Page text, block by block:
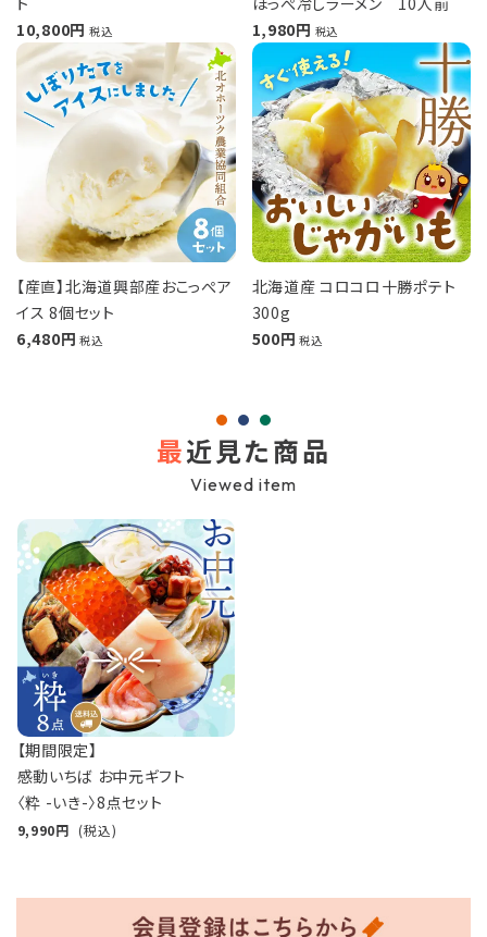
10,800
税込
1,980
税込
【産直】北海道興部産おこっぺア
イス 8個セット
6,480
税込
北海道産 コロコロ十勝ポテト
300g
500
税込
最近見た商品
Viewed item
【期間限定】
感動いちば お中元ギフト
〈粋 -いき-〉8点セット
9,990 (税込)